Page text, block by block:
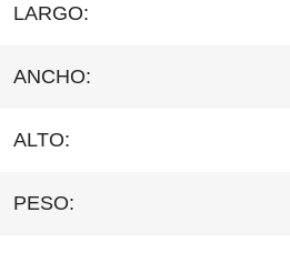
LARGO:
ANCHO:
ALTO:
PESO: